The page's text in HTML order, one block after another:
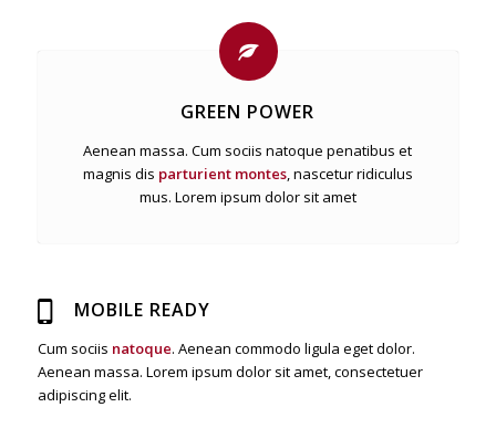
GREEN POWER
Aenean massa. Cum sociis natoque penatibus et
magnis dis parturient montes, nascetur ridiculus
mus. Lorem ipsum dolor sit amet
MOBILE READY
Cum sociis natoque. Aenean commodo ligula eget dolor.
Aenean massa. Lorem ipsum dolor sit amet, consectetuer
adipiscing elit.